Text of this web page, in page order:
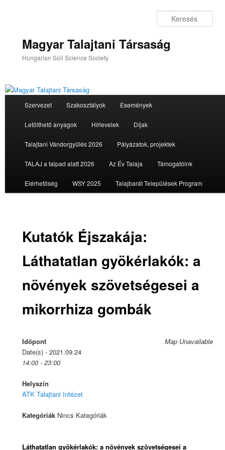
Magyar Talajtani Társaság
Hungarian Soil Science Society
Szervezet Szakosztályok Események
Letölthető anyagok Hírlevelek Díjak
Talajtani Vándorgyűlés 2026 Pályázatok, projektek
TALAJ a talpad alatt 2026 Az Év Talaja Támogatóink
Elérhetőség WSY 2025 Talajbarát Települések Program
Kutatók Éjszakája:
Láthatatlan gyökérlakók: a
növények szövetségesei a
mikorrhiza gombák
Map Unavailable
Időpont
Date(s) - 2021.09.24
14:00 - 23:00
Helyszín
ATK Talajtani Intézet
Kategóriák Nincs Kategóriák
Láthatatlan gyökérlakók: a növények szövetségesei a